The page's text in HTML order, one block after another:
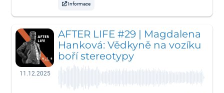
Informace
11.12.2025
AFTER LIFE #29 | Magdalena
Hanková: Vědkyně na vozíku
boří stereotypy